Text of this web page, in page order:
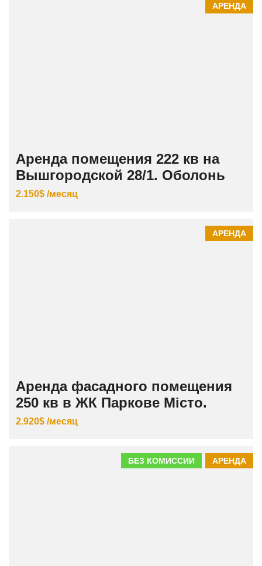
АРЕНДА
Аренда помещения 222 кв на
Вышгородской 28/1. Оболонь
2.150$ /месяц
АРЕНДА
Аренда фасадного помещения
250 кв в ЖК Паркове Місто.
2.920$ /месяц
АРЕНДА
БЕЗ КОМИССИИ